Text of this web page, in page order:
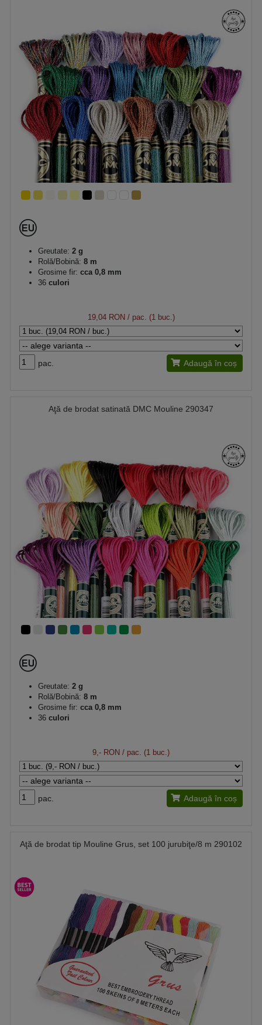
Greutate: 2 g
Rolă/Bobină: 8 m
Grosime fir: cca 0,8 mm
36 culori
19,04 RON / pac. (1 buc.)
pac. Adaugă în coș
Aţă de brodat satinată DMC Mouline 290347
Greutate: 2 g
Rolă/Bobină: 8 m
Grosime fir: cca 0,8 mm
36 culori
9,- RON / pac. (1 buc.)
pac. Adaugă în coș
Aţă de brodat tip Mouline Grus, set 100 jurubiţe/8 m 290102